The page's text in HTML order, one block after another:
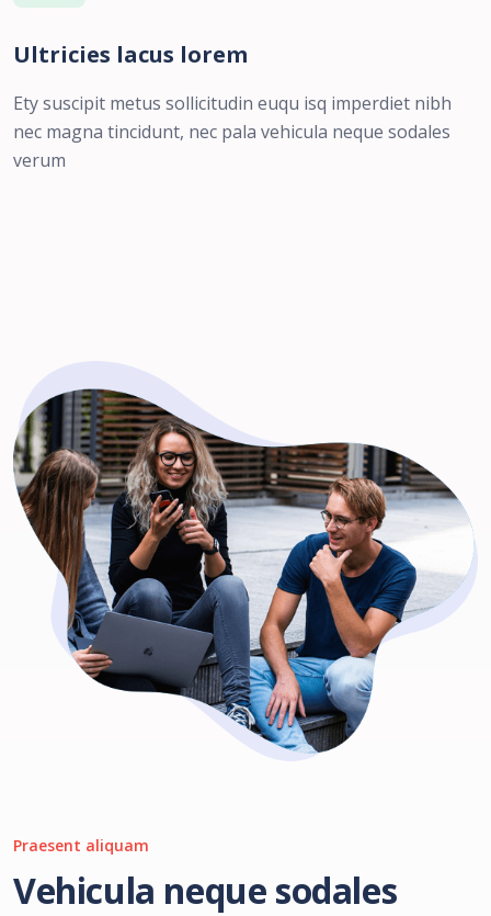
Ultricies lacus lorem
Ety suscipit metus sollicitudin euqu isq imperdiet nibh
nec magna tincidunt, nec pala vehicula neque sodales
verum
Praesent aliquam
Vehicula neque sodales